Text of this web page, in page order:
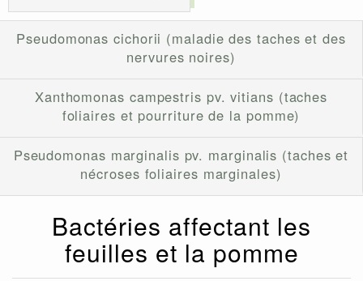
Pseudomonas cichorii (maladie des taches et des
nervures noires)
Xanthomonas campestris pv. vitians (taches
foliaires et pourriture de la pomme)
Pseudomonas marginalis pv. marginalis (taches et
nécroses foliaires marginales)
Bactéries affectant les
feuilles et la pomme